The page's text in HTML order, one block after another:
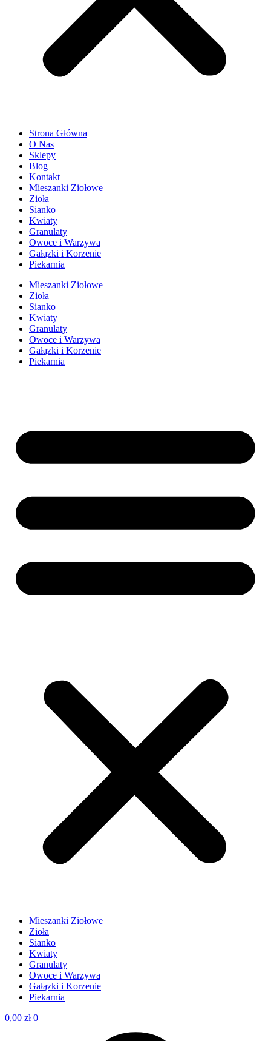
Strona Główna
O Nas
Sklepy
Blog
Kontakt
Mieszanki Ziołowe
Zioła
Sianko
Kwiaty
Granulaty
Owoce i Warzywa
Gałązki i Korzenie
Piekarnia
Mieszanki Ziołowe
Zioła
Sianko
Kwiaty
Granulaty
Owoce i Warzywa
Gałązki i Korzenie
Piekarnia
Mieszanki Ziołowe
Zioła
Sianko
Kwiaty
Granulaty
Owoce i Warzywa
Gałązki i Korzenie
Piekarnia
0,00 zł 0